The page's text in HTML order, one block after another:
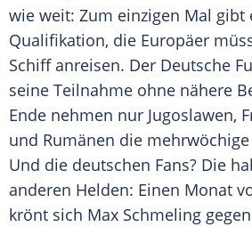
wie weit: Zum einzigen Mal gibt
Qualifikation, die Europäer
Schiff anreisen. Der Deutsche
seine Teilnahme ohne nähere
Ende nehmen nur Jugoslawen,
und Rumänen die
Und die deutschen Fans? Die
anderen Helden: Einen Monat
krönt sich Max Schmeling